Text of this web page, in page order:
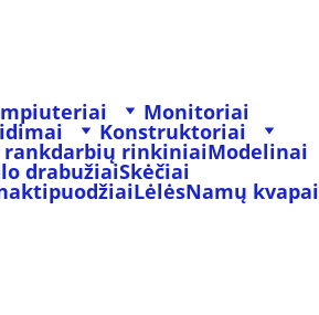
Monitoriai
Konstruktoriai
rankdarbių rinkiniaiModelinai
drabužiaiSkėčiai
LėlėsNamų kvapai